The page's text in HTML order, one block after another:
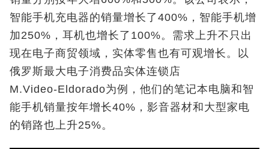
智能手机充电器的销量增长了400%，智能手机增
加250%，耳机也增长了100%。需求上升不只出
现在电子商贸领域，实体零售也有可观增长。以
俄罗斯最大电子消费品实体连锁店
M.Video‑Eldorado为例，他们的笔记本电脑和智
能手机销量按年增长40%，影音器材和大型家电
的销路也上升25%。